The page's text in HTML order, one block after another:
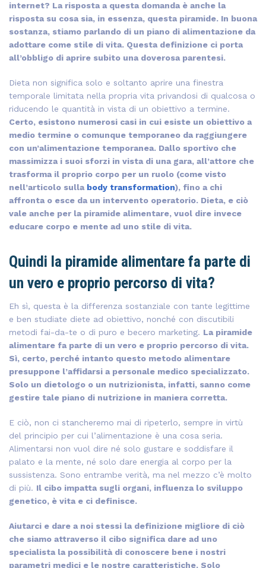
internet? La risposta a questa domanda è anche la
risposta su cosa sia, in essenza, questa piramide. In buona
sostanza, stiamo parlando di un piano di alimentazione da
adottare come stile di vita. Questa definizione ci porta
all’obbligo di aprire subito una doverosa parentesi.
Dieta non significa solo e soltanto aprire una finestra
temporale limitata nella propria vita privandosi di qualcosa o
riducendo le quantità in vista di un obiettivo a termine.
Certo, esistono numerosi casi in cui esiste un obiettivo a
medio termine o comunque temporaneo da raggiungere
con un’alimentazione temporanea. Dallo sportivo che
massimizza i suoi sforzi in vista di una gara, all’attore che
trasforma il proprio corpo per un ruolo (come visto
nell’articolo sulla body transformation), fino a chi
affronta o esce da un intervento operatorio. Dieta, e ciò
vale anche per la piramide alimentare, vuol dire invece
educare corpo e mente ad uno stile di vita.
Quindi la piramide alimentare fa parte di
un vero e proprio percorso di vita?
Eh sì, questa è la differenza sostanziale con tante legittime
e ben studiate diete ad obiettivo, nonché con discutibili
metodi fai-da-te o di puro e becero marketing. La piramide
alimentare fa parte di un vero e proprio percorso di vita.
Sì, certo, perché intanto questo metodo alimentare
presuppone l’affidarsi a personale medico specializzato.
Solo un dietologo o un nutrizionista, infatti, sanno come
gestire tale piano di nutrizione in maniera corretta.
E ciò, non ci stancheremo mai di ripeterlo, sempre in virtù
del principio per cui l’alimentazione è una cosa seria.
Alimentarsi non vuol dire né solo gustare e soddisfare il
palato e la mente, né solo dare energia al corpo per la
sussistenza. Sono entrambe verità, ma nel mezzo c’è molto
di più. Il cibo impatta sugli organi, influenza lo sviluppo
genetico, è vita e ci definisce.
Aiutarci e dare a noi stessi la definizione migliore di ciò
che siamo attraverso il cibo significa dare ad uno
specialista la possibilità di conoscere bene i nostri
parametri medici e le nostre caratteristiche. Solo